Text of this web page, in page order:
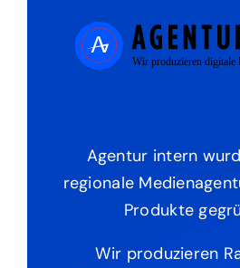
Agentur intern
regionale
Produkte
Wir produzieren